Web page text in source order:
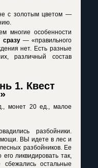
с золотым цветом —
многие особенности
сразу— «правильного
нет. Есть разные
различный состав
1. Квест
монет 20 ед., малое
разбойники.
ВЫ идете в лес и
разбойников. Ее
ликвидировать так,
остальные